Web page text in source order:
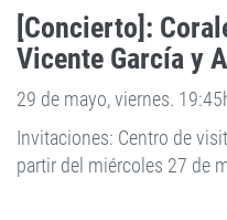
[Concierto]:
Vicente García y
29 de mayo, viernes.
Invitaciones: Centro de
partir del miércoles 27 de